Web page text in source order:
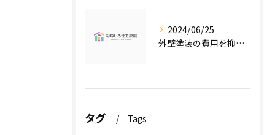
2024/06/25
外壁塗装の費用を抑えたい人必見！低価格で高品質な外壁塗装工事のポイントとは？
タグ Tags